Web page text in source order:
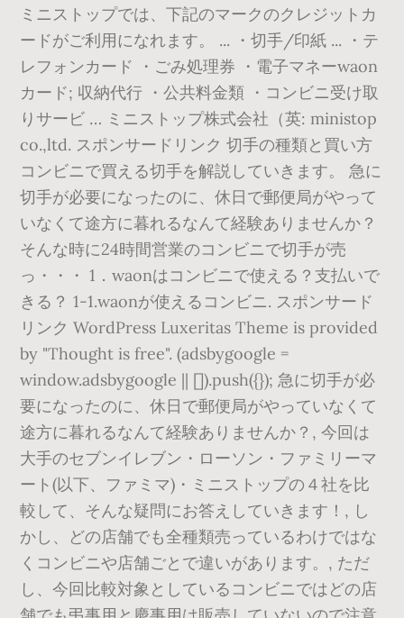
ミニストップでは、下記のマークのクレジットカ
ードがご利用になれます。 ... ・切手/印紙 ... ・テ
レフォンカード ・ごみ処理券 ・電子マネーwaon
カード; 収納代行 ・公共料金類 ・コンビニ受け取
りサービ … ミニストップ株式会社（英: ministop
co.,ltd. スポンサードリンク 切手の種類と買い方
コンビニで買える切手を解説していきます。 急に
切手が必要になったのに、休日で郵便局がやって
いなくて途方に暮れるなんて経験ありませんか？
そんな時に24時間営業のコンビニで切手が売
っ・・・ 1．waonはコンビニで使える？支払いで
きる？ 1-1.waonが使えるコンビニ. スポンサード
リンク WordPress Luxeritas Theme is provided
by "Thought is free". (adsbygoogle =
window.adsbygoogle || []).push({}); 急に切手が必
要になったのに、休日で郵便局がやっていなくて
途方に暮れるなんて経験ありませんか？, 今回は
大手のセブンイレブン・ローソン・ファミリーマ
ート(以下、ファミマ)・ミニストップの４社を比
較して、そんな疑問にお答えしていきます！, し
かし、どの店舗でも全種類売っているわけではな
くコンビニや店舗ごとで違いがあります。, ただ
し、今回比較対象としているコンビニではどの店